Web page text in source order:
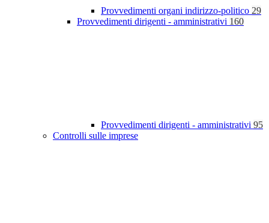
Provvedimenti organi indirizzo-politico 29
Provvedimenti dirigenti - amministrativi 160
Provvedimenti dirigenti - amministrativi 95
Controlli sulle imprese